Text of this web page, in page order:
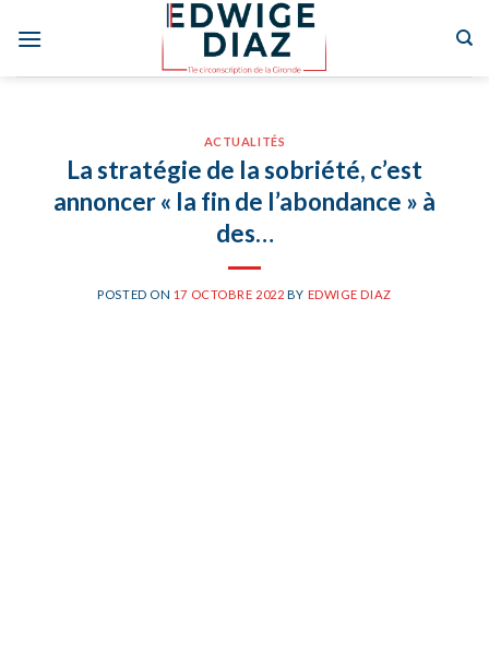
ACTUALITÉS
La stratégie de la sobriété, c’est
annoncer « la fin de l’abondance » à
des…
POSTED ON 17 OCTOBRE 2022 BY EDWIGE DIAZ